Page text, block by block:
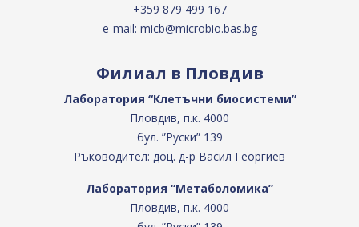
+359 879 499 167
e-mail: micb@microbio.bas.bg
Филиал в Пловдив
Лаборатория “Клетъчни биосистеми”
Пловдив, п.к. 4000
бул. ”Руски” 139
Ръководител: доц. д-р Васил Георгиев
Лаборатория “Метаболомика”
Пловдив, п.к. 4000